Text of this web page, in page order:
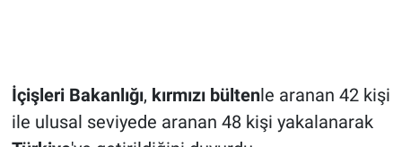
İçişleri Bakanlığı, kırmızı bültenle aranan 42 kişi
ile ulusal seviyede aranan 48 kişi yakalanarak